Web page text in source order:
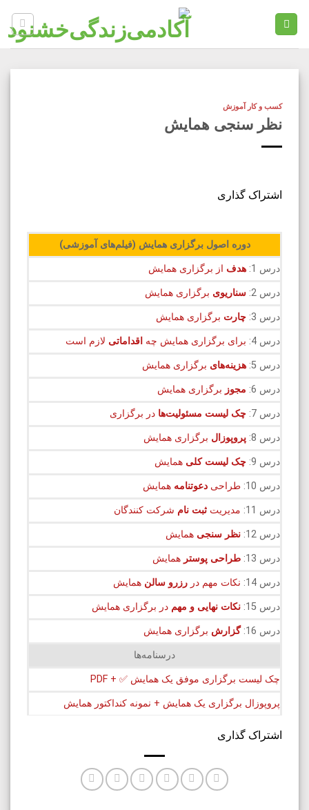
کسب و کار آموزش
نظر سنجی همایش
اشتراک گذاری
دوره اصول برگزاری همایش (فیلم‌های آموزشی)
درس 1: هدف از برگزاری همایش
درس 2: سناریوی برگزاری همایش
درس 3: چارت برگزاری همایش
درس 4: برای برگزاری همایش چه اقداماتی لازم است
درس 5: هزینه‌های برگزاری همایش
درس 6: مجوز برگزاری همایش
درس 7: چک لیست مسئولیت‌ها در برگزاری
درس 8: پروپوزال برگزاری همایش
درس 9: چک لیست کلی همایش
درس 10: طراحی دعوتنامه همایش
درس 11: مدیریت ثبت نام شرکت کنندگان
درس 12: نظر سنجی همایش
درس 13: طراحی پوستر همایش
درس 14: نکات مهم در رزرو سالن همایش
درس 15: نکات نهایی و مهم در برگزاری همایش
درس 16: گزارش برگزاری همایش
درسنامه‌ها
چک لیست برگزاری موفق یک همایش ✅ + PDF
پروپوزال برگزاری یک همایش + نمونه کنداکتور همایش
اشتراک گذاری